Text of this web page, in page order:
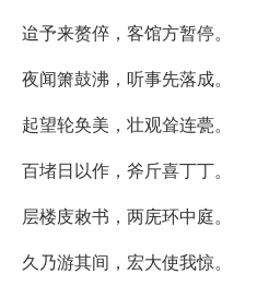
迨予来赘倅，客馆方暂停。
夜闻箫鼓沸，听事先落成。
起望轮奂美，壮观耸连甍。
百堵日以作，斧斤喜丁丁。
层楼庋敕书，两庑环中庭。
久乃游其间，宏大使我惊。